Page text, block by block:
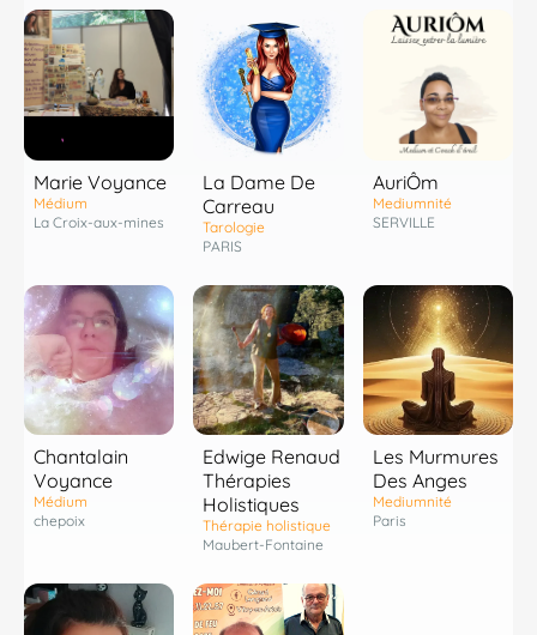
Marie Voyance
Médium
La Croix-aux-mines
La Dame De
Carreau
Tarologie
PARIS
AuriÔm
Mediumnité
SERVILLE
Chantalain
Voyance
Médium
chepoix
Edwige Renaud
Thérapies
Holistiques
Thérapie holistique
Maubert-Fontaine
Les Murmures
Des Anges
Mediumnité
Paris